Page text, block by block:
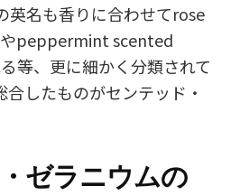
英名も香りに合わせてrose
peppermint scented
等、更に細かく分類されて
合したものがセンテッド・
ゼラニウムの